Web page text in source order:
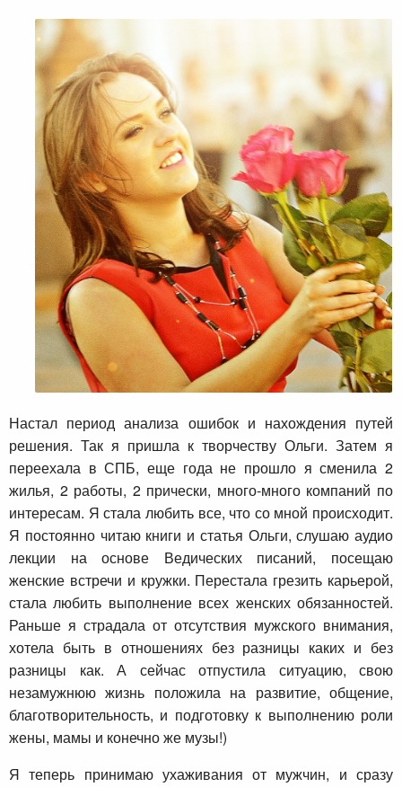
Настал период анализа ошибок и нахождения путей
решения. Так я пришла к творчеству Ольги. Затем я
переехала в СПБ, еще года не прошло я сменила 2
жилья, 2 работы, 2 прически, много-много компаний по
интересам. Я стала любить все, что со мной происходит.
Я постоянно читаю книги и статья Ольги, слушаю аудио
лекции на основе Ведических писаний, посещаю
женские встречи и кружки. Перестала грезить карьерой,
стала любить выполнение всех женских обязанностей.
Раньше я страдала от отсутствия мужского внимания,
хотела быть в отношениях без разницы каких и без
разницы как. А сейчас отпустила ситуацию, свою
незамужнюю жизнь положила на развитие, общение,
благотворительность, и подготовку к выполнению роли
жены, мамы и конечно же музы!)
Я теперь принимаю ухаживания от мужчин, и сразу